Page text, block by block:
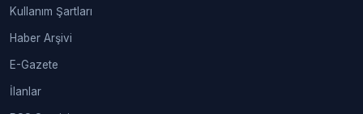
Kullanım Şartları
Haber Arşivi
E-Gazete
İlanlar